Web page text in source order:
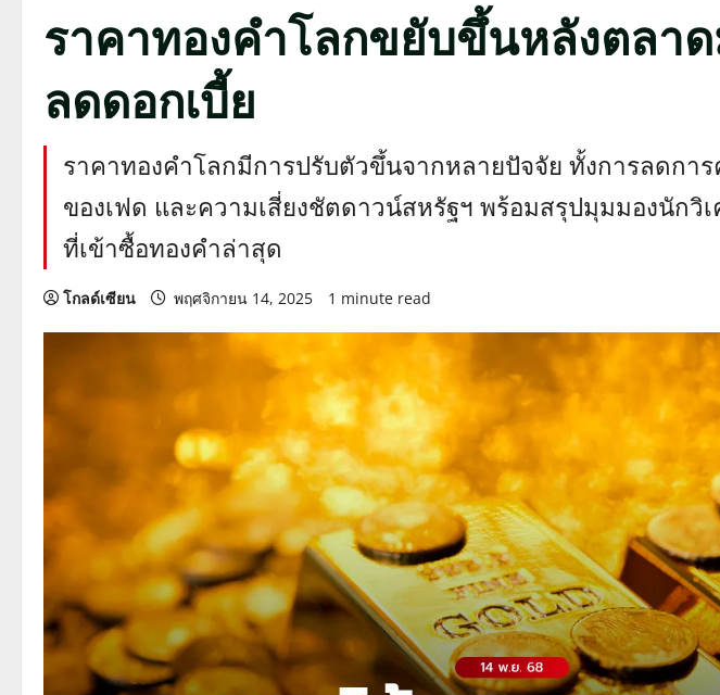
ราคาทองคำโลกขยับขึ้นหลังตลา
ลดดอกเบี้ย
ราคาทองคำโลกมีการปรับตัวขึ้นจากหลายปัจจัย ทั้งการลดกา
ของเฟด และความเสี่ยงชัตดาวน์สหรัฐฯ พร้อมสรุปมุมมองนักวิเ
ที่เข้าซื้อทองคำล่าสุด
โกลด์เซียน พฤศจิกายน 14, 2025 1 minute read